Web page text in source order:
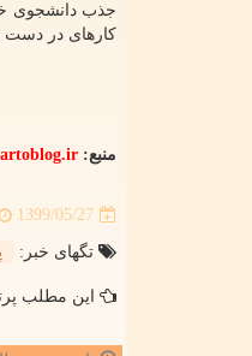
جذب دانشجوی
کارهای در دست
منبع:
1399/05/27
تگهای خبر:
این مطلب